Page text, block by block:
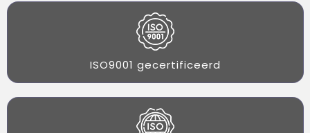
ISO9001 gecertificeerd